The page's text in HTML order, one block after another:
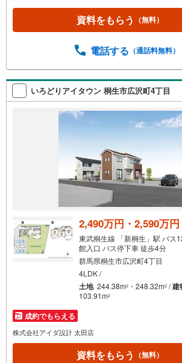
資料をもらう （無料）
電話する （通話料無料）
いろどりアイタウン 桐生市広沢町4丁目
2,490万円・2,590万円
東武桐生線 「新桐生」駅 バス
館入口 バス停下車 徒歩4分
群馬県桐生市広沢町4丁目
4LDK /
土地 244.38m2 ・248.32m2 /建
103.91m2
成約でもらえる
株式会社アイダ設計 太田店
資料をもらう （無料）